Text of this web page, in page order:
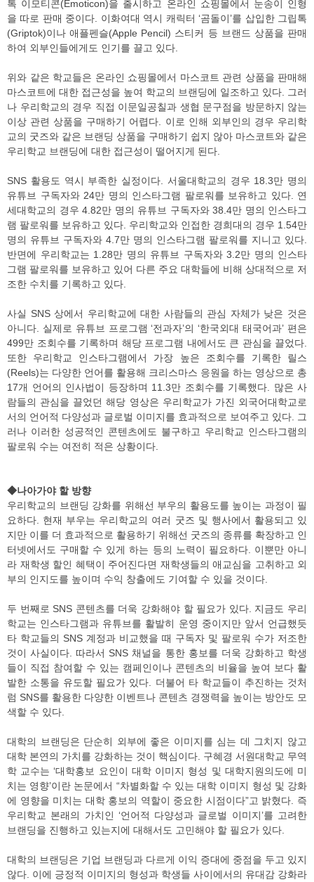
톡 이모티콘(Emoticon)을 출시하고 온라인 쇼핑몰에서 눈송이 인형
을 따로 판매 중이다. 이화여대 역시 캐릭터 ‘곰돌이’를 삽입한 그립톡
(Griptok)이나 애플펜슬(Apple Pencil) 스티커 등 브랜드 상품을 판매
하여 외부인들에게도 인기를 끌고 있다.
위와 같은 학교들은 온라인 쇼핑몰에서 마스코트 관련 상품을 판매해
마스코트에 대한 접근성을 높여 학교의 브랜딩에 일조하고 있다. 그러
나 우리학교의 경우 직접 이문일공칠과 생협 문구점을 방문하지 않는
이상 관련 상품을 구매하기 어렵다. 이로 인해 외부인의 경우 우리학
교의 굿즈와 같은 브랜딩 상품을 구매하기 쉽지 않아 마스코트와 같은
우리학교 브랜딩에 대한 접근성이 떨어지게 된다.
SNS 활용도 역시 부족한 실정이다. 서울대학교의 경우 18.3만 명의
유튜브 구독자와 24만 명의 인스타그램 팔로워를 보유하고 있다. 연
세대학교의 경우 4.82만 명의 유튜브 구독자와 38.4만 명의 인스타그
램 팔로워를 보유하고 있다. 우리학교와 인접한 경희대의 경우 1.54만
명의 유튜브 구독자와 4.7만 명의 인스타그램 팔로워를 지니고 있다.
반면에 우리학교는 1.28만 명의 유튜브 구독자와 3.2만 명의 인스타
그램 팔로워를 보유하고 있어 다른 주요 대학들에 비해 상대적으로 저
조한 수치를 기록하고 있다.
사실 SNS 상에서 우리학교에 대한 사람들의 관심 자체가 낮은 것은
아니다. 실제로 유튜브 프로그램 ‘전과자’의 ‘한국외대 태국어과’ 편은
499만 조회수를 기록하며 해당 프로그램 내에서도 큰 관심을 끌었다.
또한 우리학교 인스타그램에서 가장 높은 조회수를 기록한 릴스
(Reels)는 다양한 언어를 활용해 크리스마스 응원을 하는 영상으로 총
17개 언어의 인사법이 등장하며 11.3만 조회수를 기록했다. 많은 사
람들의 관심을 끌었던 해당 영상은 우리학교가 가진 외국어대학교로
서의 언어적 다양성과 글로벌 이미지를 효과적으로 보여주고 있다. 그
러나 이러한 성공적인 콘텐츠에도 불구하고 우리학교 인스타그램의
팔로워 수는 여전히 적은 상황이다.
◆나아가야 할 방향
우리학교의 브랜딩 강화를 위해선 부우의 활용도를 높이는 과정이 필
요하다. 현재 부우는 우리학교의 여러 굿즈 및 행사에서 활용되고 있
지만 이를 더 효과적으로 활용하기 위해선 굿즈의 종류를 확장하고 인
터넷에서도 구매할 수 있게 하는 등의 노력이 필요하다. 이뿐만 아니
라 재학생 할인 혜택이 주어진다면 재학생들의 애교심을 고취하고 외
부의 인지도를 높이며 수익 창출에도 기여할 수 있을 것이다.
두 번째로 SNS 콘텐츠를 더욱 강화해야 할 필요가 있다. 지금도 우리
학교는 인스타그램과 유튜브를 활발히 운영 중이지만 앞서 언급했듯
타 학교들의 SNS 계정과 비교했을 때 구독자 및 팔로워 수가 저조한
것이 사실이다. 따라서 SNS 채널을 통한 홍보를 더욱 강화하고 학생
들이 직접 참여할 수 있는 캠페인이나 콘텐츠의 비율을 높여 보다 활
발한 소통을 유도할 필요가 있다. 더불어 타 학교들이 추진하는 것처
럼 SNS를 활용한 다양한 이벤트나 콘텐츠 경쟁력을 높이는 방안도 모
색할 수 있다.
대학의 브랜딩은 단순히 외부에 좋은 이미지를 심는 데 그치지 않고
대학 본연의 가치를 강화하는 것이 핵심이다. 구혜경 서원대학교 무역
학 교수는 ‘대학홍보 요인이 대학 이미지 형성 및 대학지원의도에 미
치는 영향’이란 논문에서 “차별화할 수 있는 대학 이미지 형성 및 강화
에 영향을 미치는 대학 홍보의 역할이 중요한 시점이다”고 밝혔다. 즉
우리학교 본래의 가치인 ‘언어적 다양성과 글로벌 이미지’를 고려한
브랜딩을 진행하고 있는지에 대해서도 고민해야 할 필요가 있다.
대학의 브랜딩은 기업 브랜딩과 다르게 이익 증대에 중점을 두고 있지
않다. 이에 긍정적 이미지의 형성과 학생들 사이에서의 유대감 강화라